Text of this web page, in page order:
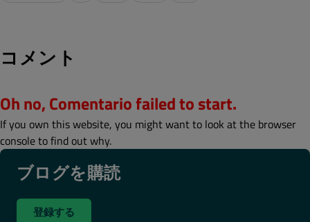
コメント
Oh no, Comentario failed to start.
If you own this website, you might want to look at the browser
console to find out why.
ブログを購読
登録する